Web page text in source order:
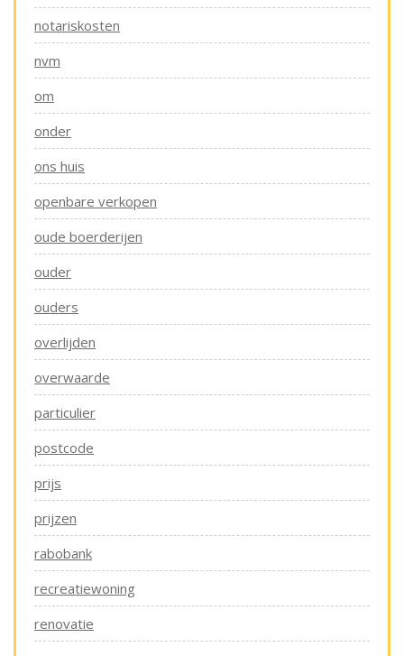
notariskosten
nvm
om
onder
ons huis
openbare verkopen
oude boerderijen
ouder
ouders
overlijden
overwaarde
particulier
postcode
prijs
prijzen
rabobank
recreatiewoning
renovatie